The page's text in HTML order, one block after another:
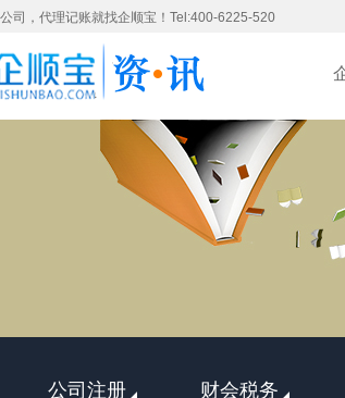
司，代理记账就找企顺宝！Tel:400-6225-520
公司注册 财会税务